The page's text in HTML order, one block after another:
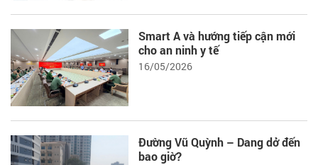
Smart A và hướng tiếp cận mới
cho an ninh y tế
16/05/2026
Đường Vũ Quỳnh – Dang dở đến
bao giờ?